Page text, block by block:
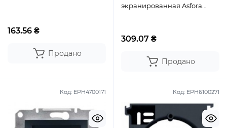
163.56 ₴
Продано
экранированная Asfora
309.07 ₴
Продано
Код: EPH4700171 Код: EPH6100271